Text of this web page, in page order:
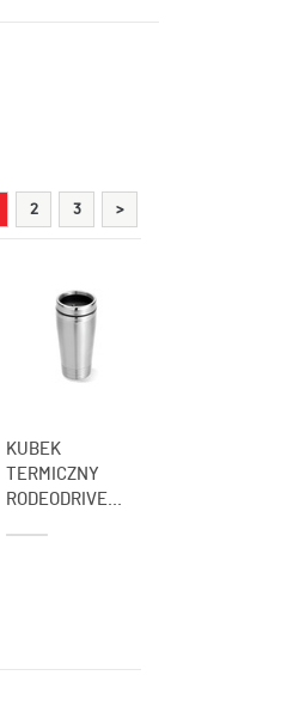
2 3 >
KUBEK
TERMICZNY
RODEODRIVE...